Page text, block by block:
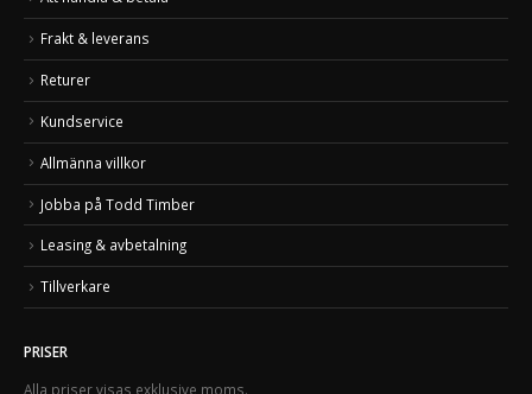
Frakt & leverans
Returer
Kundservice
Allmänna villkor
Jobba på Todd Timber
Leasing & avbetalning
Tillverkare
PRISER
Alla priser visas exklusive moms.